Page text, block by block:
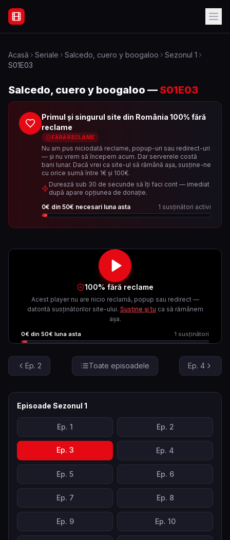
Filme Online Subtitrate - Acasă
Acasă Seriale Salcedo, cuero y boogaloo Sezonul 1
S01E03
Salcedo, cuero y boogaloo — S01E03
Primul și singurul site din România 100% fără
reclame
FĂRĂ RECLAME
Nu am pus niciodată reclame, popup-uri sau redirect-uri
— și nu vrem să începem acum. Dar serverele costă
bani lunar. Dacă vrei ca site-ul să rămână așa, susține-ne
cu orice sumă între 1€ și 100€.
Durează sub 30 de secunde să îți faci cont — imediat
după apare opțiunea de donație.
0€ din 50€ necesari luna asta 1 susținători activi
100% fără reclame
Acest player nu are nicio reclamă, popup sau redirect —
datorită susținătorilor site-ului. Susține și tu ca să rămânem
așa.
0€ din 50€ luna asta 1 susținători
Ep. 2 Toate episoadele Ep. 4
Episoade Sezonul 1
Ep. 1 Ep. 2
Ep. 3 Ep. 4
Ep. 5 Ep. 6
Ep. 7 Ep. 8
Ep. 9 Ep. 10